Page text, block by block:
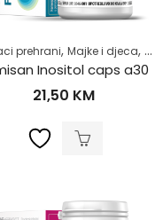
, Kosti, mišići, zglobovi,
prehrani, Majke i djeca,
Inositol caps a30
21,50 KM